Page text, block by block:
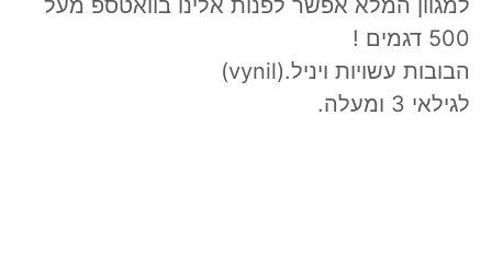
למגוון המלא אפשר לפנות אלינו בוואטספ מעל
500 דגמים !
הבובות עשויות ויניל.(vynil)
לגילאי 3 ומעלה.